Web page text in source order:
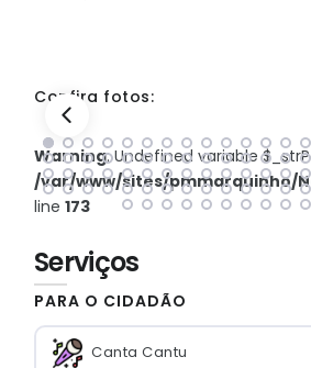
Confira fotos:
Warning: Undefined variable
/var/www/sites/pmmarquinho/
line 173
Serviços
PARA O CIDADÃO
Canta Cantu